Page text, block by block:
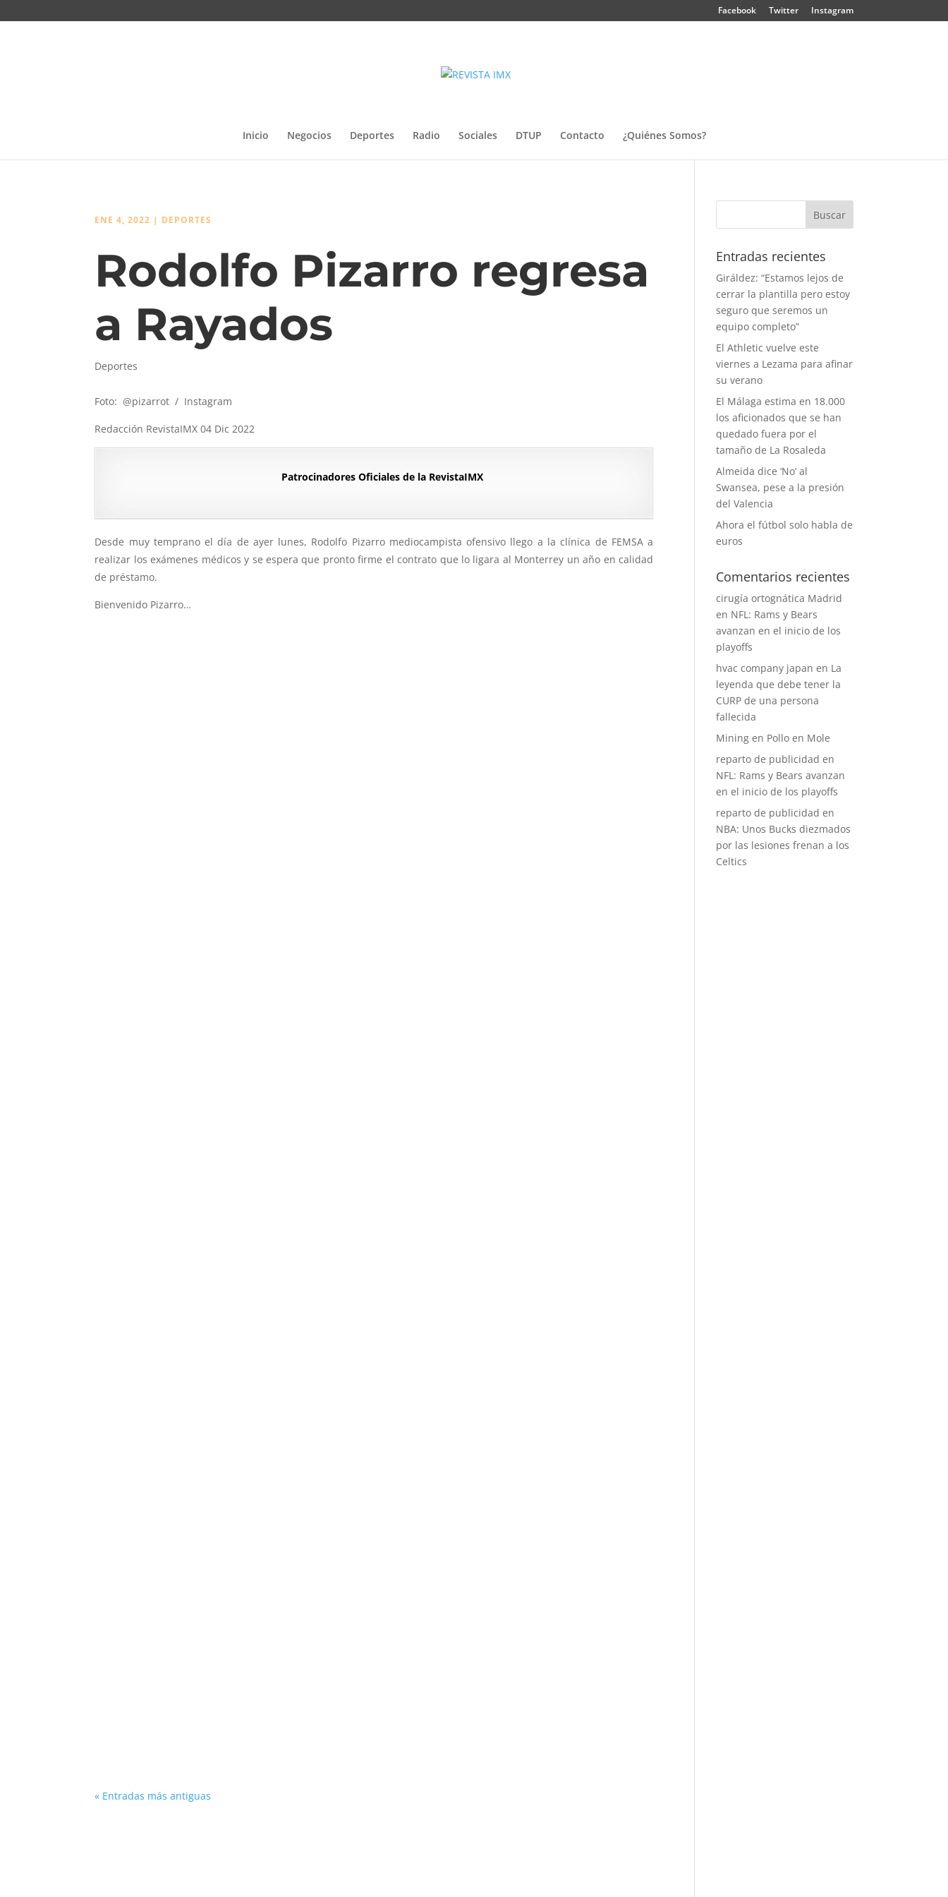
Facebook Twitter Instagram
Inicio Negocios Deportes Radio Sociales DTUP Contacto ¿Quiénes Somos?
ENE 4, 2022 | DEPORTES
Rodolfo Pizarro regresa
a Rayados
Deportes
Foto: @pizarrot / Instagram
Redacción RevistaIMX 04 Dic 2022
Patrocinadores Oficiales de la RevistaIMX
Desde muy temprano el día de ayer lunes, Rodolfo Pizarro mediocampista ofensivo llego a la clínica de FEMSA a
realizar los exámenes médicos y se espera que pronto firme el contrato que lo ligara al Monterrey un año en calidad
de préstamo.
Bienvenido Pizarro…
« Entradas más antiguas
Entradas recientes
Giráldez: “Estamos lejos de
cerrar la plantilla pero estoy
seguro que seremos un
equipo completo”
El Athletic vuelve este
viernes a Lezama para afinar
su verano
El Málaga estima en 18.000
los aficionados que se han
quedado fuera por el
tamaño de La Rosaleda
Almeida dice ‘No’ al
Swansea, pese a la presión
del Valencia
Ahora el fútbol solo habla de
euros
Comentarios recientes
cirugía ortognática Madrid
en NFL: Rams y Bears
avanzan en el inicio de los
playoffs
hvac company japan en La
leyenda que debe tener la
CURP de una persona
fallecida
Mining en Pollo en Mole
reparto de publicidad en
NFL: Rams y Bears avanzan
en el inicio de los playoffs
reparto de publicidad en
NBA: Unos Bucks diezmados
por las lesiones frenan a los
Celtics